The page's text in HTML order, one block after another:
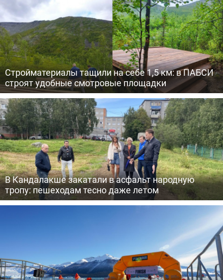
Стройматериалы тащили на себе 1,5 км: в ПАБСИ
строят удобные смотровые площадки
В Кандалакше закатали в асфальт народную
тропу: пешеходам тесно даже летом